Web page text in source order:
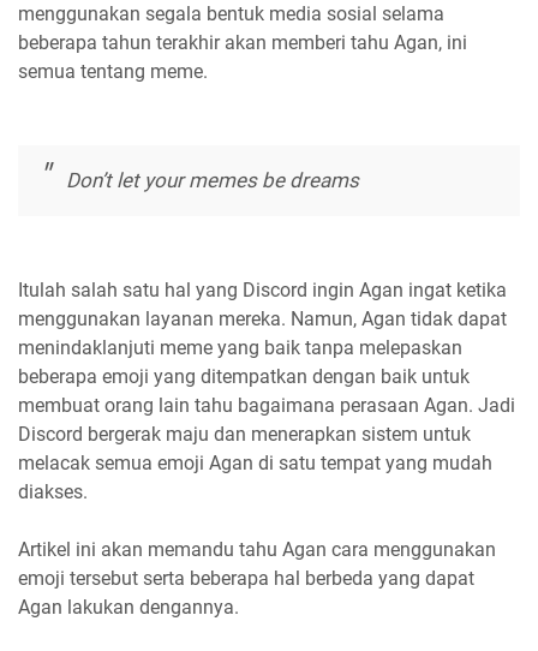
menggunakan segala bentuk media sosial selama
beberapa tahun terakhir akan memberi tahu Agan, ini
semua tentang meme.
Don’t let your memes be dreams
Itulah salah satu hal yang Discord ingin Agan ingat ketika
menggunakan layanan mereka. Namun, Agan tidak dapat
menindaklanjuti meme yang baik tanpa melepaskan
beberapa emoji yang ditempatkan dengan baik untuk
membuat orang lain tahu bagaimana perasaan Agan. Jadi
Discord bergerak maju dan menerapkan sistem untuk
melacak semua emoji Agan di satu tempat yang mudah
diakses.
Artikel ini akan memandu tahu Agan cara menggunakan
emoji tersebut serta beberapa hal berbeda yang dapat
Agan lakukan dengannya.